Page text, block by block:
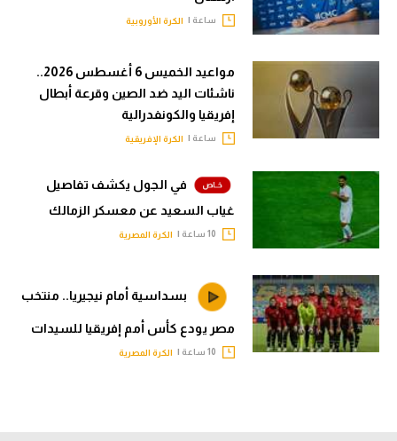
ساعة | الكرة الأوروبية
مواعيد الخميس 6 أغسطس 2026..
ناشئات اليد ضد الصين وقرعة أبطال
إفريقيا والكونفدرالية
ساعة | الكرة الإفريقية
في الجول يكشف تفاصيل
غياب السعيد عن معسكر الزمالك
الكرة المصرية
بسداسية أمام نيجيريا.. منتخب
مصر يودع كأس أمم إفريقيا للسيدات
الكرة المصرية